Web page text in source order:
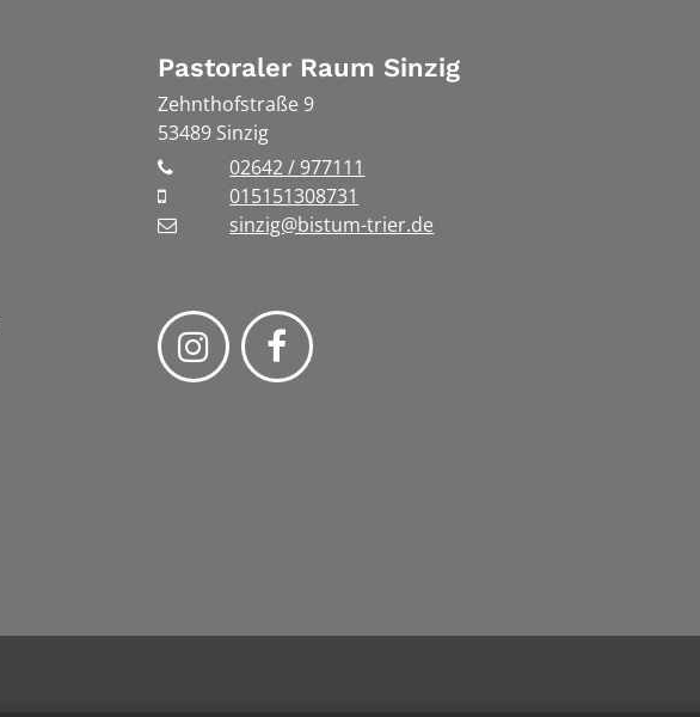
Pastoraler Raum Sinzig
Zehnthofstraße 9
53489 Sinzig
02642 / 977111
015151308731
sinzig@bistum-trier.de